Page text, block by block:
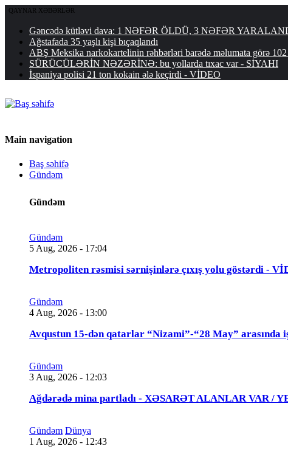
QAYNAR XƏBƏRLƏR
Gəncədə kütləvi dava: 1 NƏFƏR ÖLDÜ, 3 NƏFƏR
Ağstafada 35 yaşlı kişi bıçaqlandı
ABŞ Meksika narkokartelinin rəhbərləri barədə məlumata görə
SÜRÜCÜLƏRİN NƏZƏRİNƏ: bu yollarda tıxac var - SİYAHI
İspaniya polisi 21 ton kokain ələ keçirdi - VİDEO
Main navigation
Baş səhifə
Gündəm
Gündəm
Gündəm
5 Aug, 2026 - 17:04
Metropoliten rəsmisi sərnişinlərə çıxış yolu göstərdi -
Gündəm
4 Aug, 2026 - 13:00
Avqustun 15-dən qatarlar “Nizami”-“28 May” arasında
Gündəm
3 Aug, 2026 - 12:03
Ağdərədə mina partladı - XƏSARƏT ALANLAR VAR /
Gündəm Dünya
1 Aug, 2026 - 12:43